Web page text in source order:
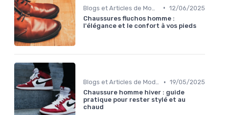
• 12/06/2025
Chaussures fluchos homme :
l'élégance et le confort à vos pieds
Blogs et Articles de Mode • 19/05/2025
Chaussure homme hiver : guide
pratique pour rester stylé et au
chaud